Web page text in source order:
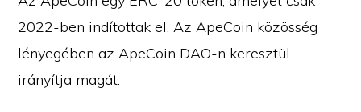
2022-ben indítottak el. Az ApeCoin közösség
lényegében az ApeCoin DAO-n keresztül
irányítja magát.